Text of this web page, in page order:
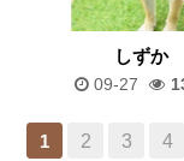
しずか
09-27
1 2 3 4